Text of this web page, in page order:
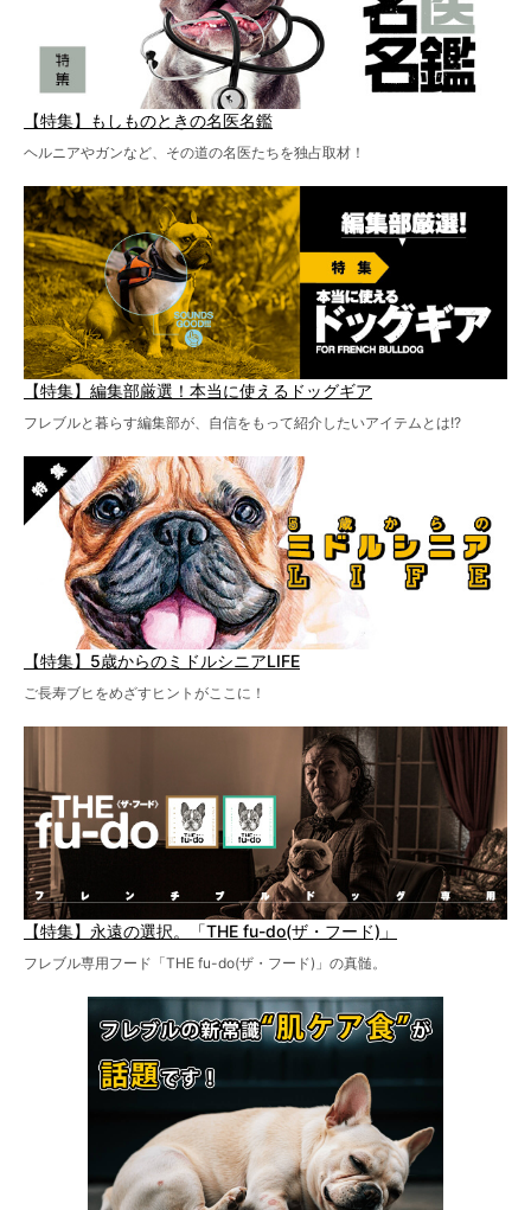
【特集】もしものときの名医名鑑
ヘルニアやガンなど、その道の名医たちを独占取材！
【特集】編集部厳選！本当に使えるドッグギア
フレブルと暮らす編集部が、自信をもって紹介したいアイテムとは!?
【特集】5歳からのミドルシニアLIFE
ご長寿ブヒをめざすヒントがここに！
【特集】永遠の選択。「THE fu-do(ザ・フード)」
フレブル専用フード「THE fu-do(ザ・フード)」の真髄。